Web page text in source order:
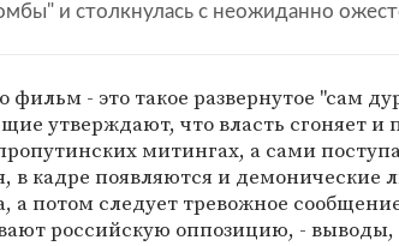
и столкнулась с неожиданно
фильм - это такое развернутое "сам
утверждают, что власть сгоняет и
митингах, а сами
в кадре появляются и демонические
а потом следует тревожное
российскую оппозицию, -